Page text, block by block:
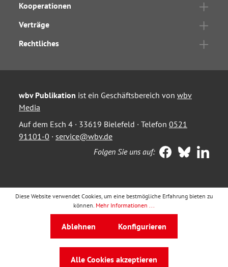
Kooperationen
Verträge
Rechtliches
wbv Publikation ist ein Geschäftsbereich von wbv
Media
Auf dem Esch 4 · 33619 Bielefeld · Telefon 0521
91101-0 · service@wbv.de
Folgen Sie uns auf:
Diese Website verwendet Cookies, um eine bestmögliche Erfahrung bieten zu
können. Mehr Informationen ...
Ablehnen Konfigurieren
Alle Cookies akzeptieren